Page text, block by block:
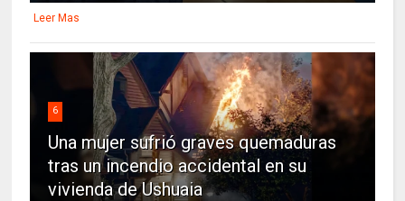
Leer Mas
6
Una mujer sufrió graves quemaduras
tras un incendio accidental en su
vivienda de Ushuaia